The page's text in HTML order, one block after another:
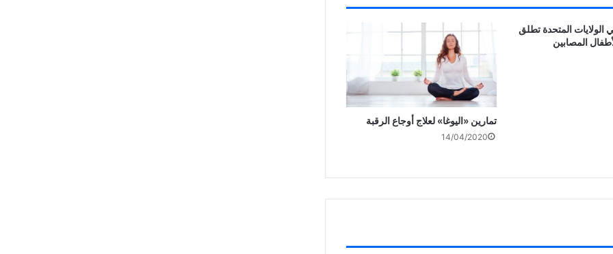
الولايات المتحدة تطلق
المصابين
تمارين «اليوغا» لعلاج أوجاع الرقبة
14/04/2020